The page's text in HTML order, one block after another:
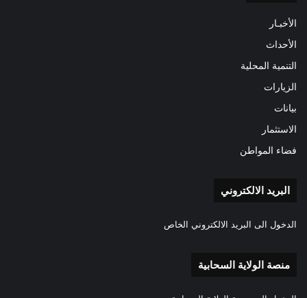
الأخبـار
الأحداث
التنمية المحلية
الزيارات
بيانات
الاستثمار
فضاء المواطن
البريد الالكتروني
الدخول الى البريد الالكتروني الخاص
منصة الولاية السحابية